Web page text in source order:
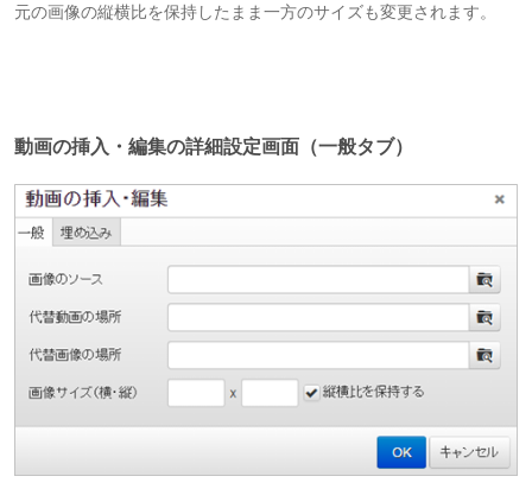
元の画像の縦横比を保持したまま一方のサイズも変更されます。
動画の挿入・編集の詳細設定画面（一般タブ）